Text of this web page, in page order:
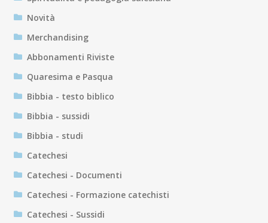
Novità
Merchandising
Abbonamenti Riviste
Quaresima e Pasqua
Bibbia - testo biblico
Bibbia - sussidi
Bibbia - studi
Catechesi
Catechesi - Documenti
Catechesi - Formazione catechisti
Catechesi - Sussidi